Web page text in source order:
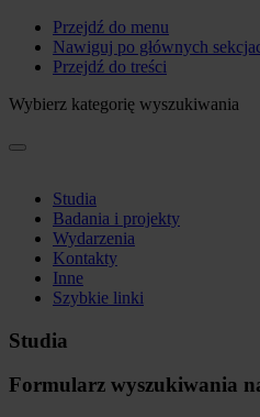
Przejdź do menu
Nawiguj po głównych
Przejdź do treści
Wybierz kategorię wyszukiwania
Studia
Badania i projekty
Wydarzenia
Kontakty
Inne
Szybkie linki
Studia
Formularz wyszukiwania